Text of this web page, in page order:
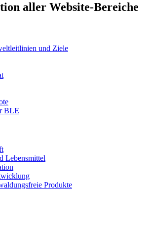
aller Website-Bereiche
und Zie­le
BLE
Le­bens­mit­tel
Pro­duk­te